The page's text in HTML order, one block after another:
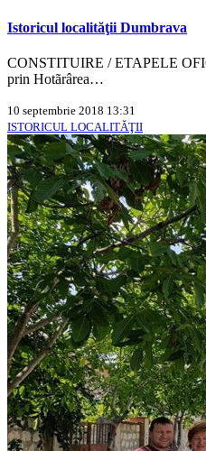
Istoricul localităţii Dumbrava
CONSTITUIRE / ETAPELE
prin Hotãrârea…
10 septembrie 2018 13:31
ISTORICUL LOCALITĂŢII